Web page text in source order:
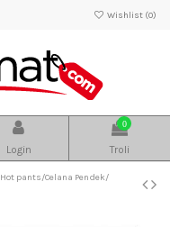
Wishlist (0)
Login
0
Troli
Hot pants/Celana Pendek/